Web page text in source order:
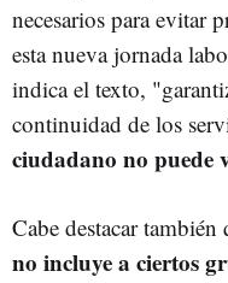
necesarios para evitar
esta nueva jornada
indica el texto,
continuidad de los
ciudadano no puede
Cabe destacar
no incluye a ciertos